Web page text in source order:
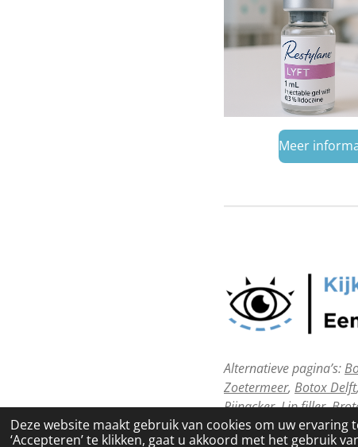
Deze website maakt gebruik van cookies om uw
‘Accepteren’ te klikken, gaat u akkoord met het gebruik
Meer
Alternatieve pagina’s:
Zoetermeer, Botox Delft,
Pijnacker,Lip filler,